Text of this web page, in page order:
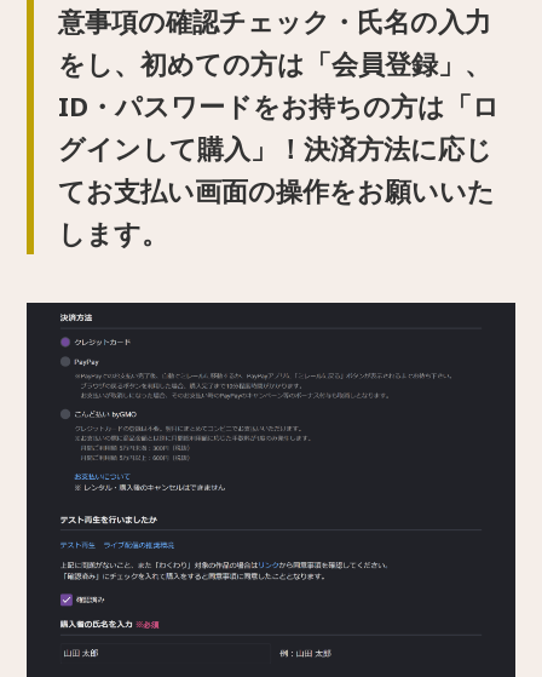
意事項の確認チェック・氏名の入力
をし、初めての方は「会員登録」、
ID・パスワードをお持ちの方は「ロ
グインして購入」！決済方法に応じ
てお支払い画面の操作をお願いいた
します。